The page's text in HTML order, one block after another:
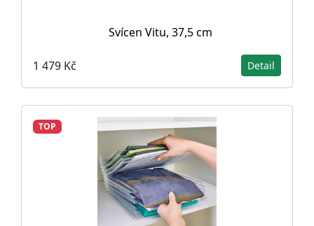
Svícen Vitu, 37,5 cm
1 479 Kč Detail
TOP